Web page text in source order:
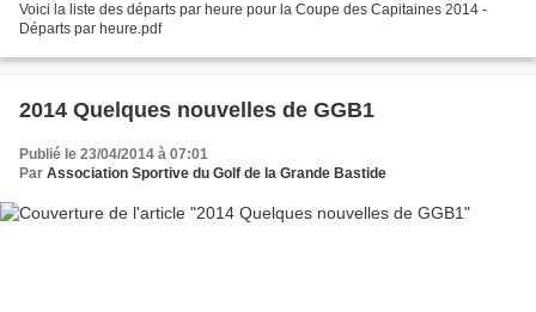
Voici la liste des départs par heure pour la Coupe des Capitaines 2014 -
Départs par heure.pdf
2014 Quelques nouvelles de GGB1
Publié le 23/04/2014 à 07:01
Par Association Sportive du Golf de la Grande Bastide